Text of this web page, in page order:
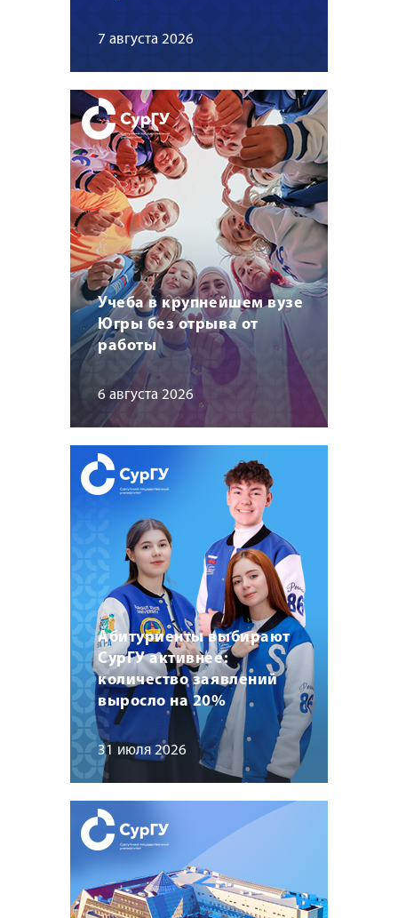
7 августа 2026
Учеба в крупнейшем вузе
Югры без отрыва от
работы
6 августа 2026
Абитуриенты выбирают
СурГУ активнее:
количество заявлений
выросло на 20%
31 июля 2026